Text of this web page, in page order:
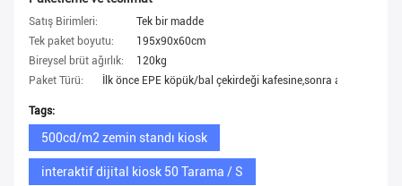
Satış Birimleri:
Tek bir madde
Tek paket boyutu:
195x90x60cm
Bireysel brüt ağırlık:
120kg
Paket Türü:
İlk önce EPE köpük/bal çekirdeği kafesine,sonra ahşap
Tags:
500cd/m2 zemin standı kiosk
interaktif dijital kiosk 50 Tarama / S